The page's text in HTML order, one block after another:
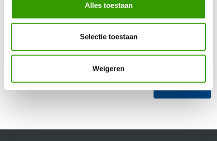
Alles toestaan
Selectie toestaan
Weigeren
Verzenden